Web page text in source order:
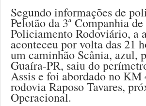
Segundo informações de
Pelotão da 3ª Companhia de
Policiamento Rodoviário, a
aconteceu por volta das 21
um caminhão Scânia, azul,
Guaíra-PR, saiu do
Assis e foi abordado no KM
rodovia Raposo Tavares,
Operacional.